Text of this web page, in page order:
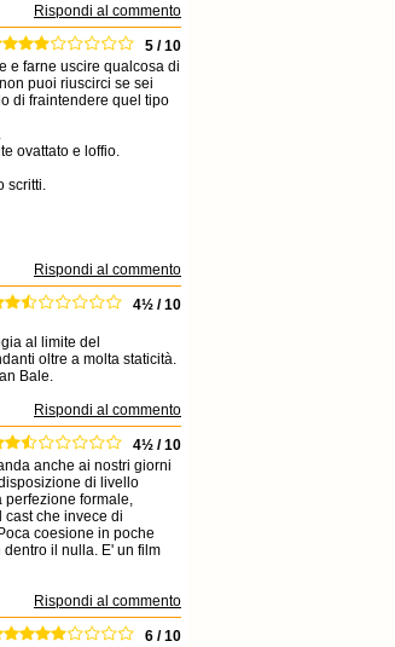
Rispondi al commento
5 / 10
e farne uscire qualcosa di
puoi riuscirci se sei
di fraintendere quel tipo
ovattato e loffio.
scritti.
Rispondi al commento
4½ / 10
al limite del
oltre a molta staticità.
Bale.
Rispondi al commento
4½ / 10
anche ai nostri giorni
di livello
perfezione formale,
che invece di
coesione in poche
il nulla. E' un film
Rispondi al commento
6 / 10